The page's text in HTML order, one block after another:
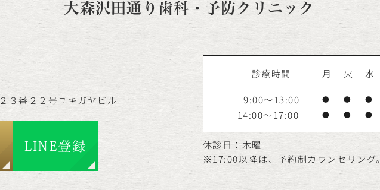
大森沢田通り歯科・予防クリニック
２３番２２号ユキガヤビル
LINE登録
診療時間 月 火 水
9:00～13:00
● ● ●
14:00～17:00 ● ● ●
休診日：木曜
※17:00以降は、予約制カウンセリング。